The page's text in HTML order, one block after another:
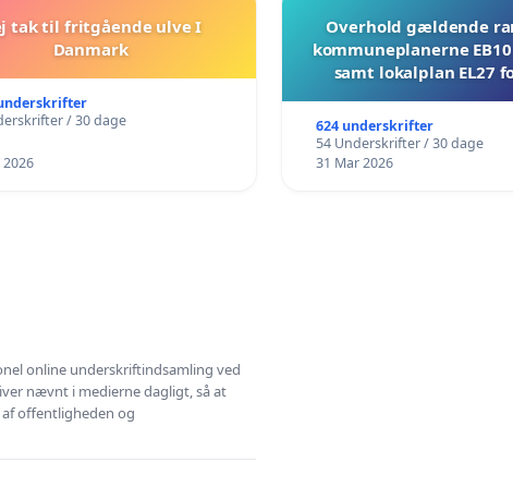
tak til fritgående ulve I
Danmark
/ 30 dage
Overhold gældende
kommuneplanerne EB10
samt lokalplan EL27
624 underskrifter
54 Underskrifter / 30 dage
31 Mar 2026
online underskriftindsamling ved
nævnt i medierne dagligt, så at
offentligheden og